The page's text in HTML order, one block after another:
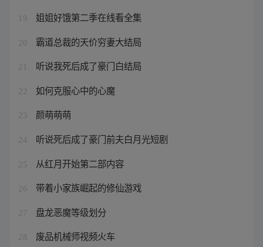
19 姐姐好饿第二季在线看全集
20 霸道总裁的天价穷妻大结局
21 听说我死后成了豪门白结局
22 如何克服心中的心魔
23 颜萌萌萌
24 听说死后成了豪门前夫白月光短剧
25 从红月开始第二部内容
26 带着小家族崛起的修仙游戏
27 盘龙恶魔等级划分
28 废品机械师视频火车